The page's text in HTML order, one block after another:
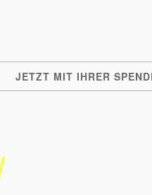
JETZT MIT IHRER